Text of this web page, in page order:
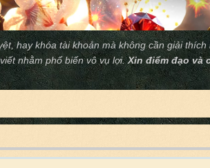
hay khóa tài khoản mà không cần giải thích
nhằm phổ biến vô vụ lợi.Xin điểm đạo và